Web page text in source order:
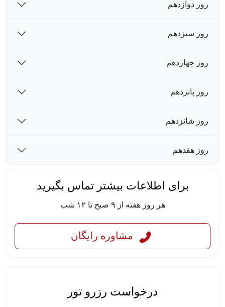
روز دوازدهم
روز سیزدهم
روز چهاردهم
روز پانزدهم
روز شانزدهم
روز هفدهم
برای اطلاعات بیشتر تماس بگیرید
هر روز هفته از ۹ صبح تا ۱۲ شب
مشاوره رایگان
درخواست رزرو تور